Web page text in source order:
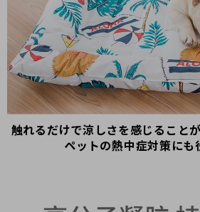
触れるだけで涼しさを感じること
ペットの熱中症対策にも